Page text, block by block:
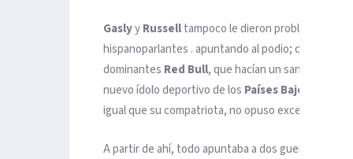
GaslyyRusselltampoco le dieron problemas; y en
hispanoparlantes . apuntando al podio;
dominantes Red Bull, que hacían un sandwich
nuevo ídolo deportivo de los Países Bajos
igual que su compatriota, no opuso excesiva
A partir de ahí, todo apuntaba a dos guerras